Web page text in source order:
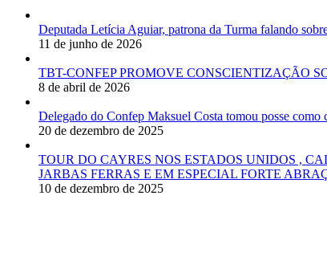
Deputada Letícia Aguiar, patrona da Turma falando
11 de junho de 2026
TBT-CONFEP PROMOVE CONSCIENTIZAÇÃO
8 de abril de 2026
Delegado do Confep Maksuel Costa tomou posse
20 de dezembro de 2025
TOUR DO CAYRES NOS ESTADOS UNIDOS ,
JARBAS FERRAS E EM ESPECIAL FORTE
10 de dezembro de 2025